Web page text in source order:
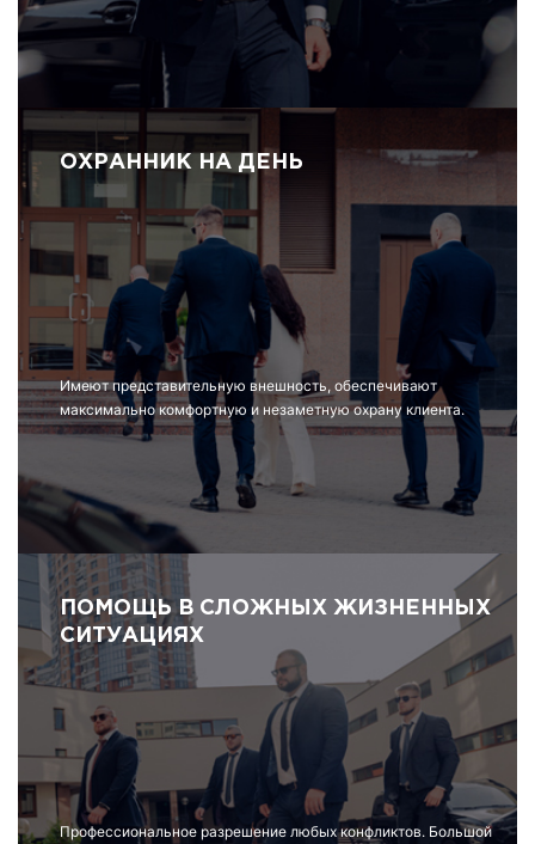
ОХРАННИК НА ДЕНЬ
Имеют представительную внешность, обеспечивают
максимально комфортную и незаметную охрану клиента.
ПОМОЩЬ В СЛОЖНЫХ ЖИЗНЕННЫХ
СИТУАЦИЯХ
Профессиональное разрешение любых конфликтов. Большой